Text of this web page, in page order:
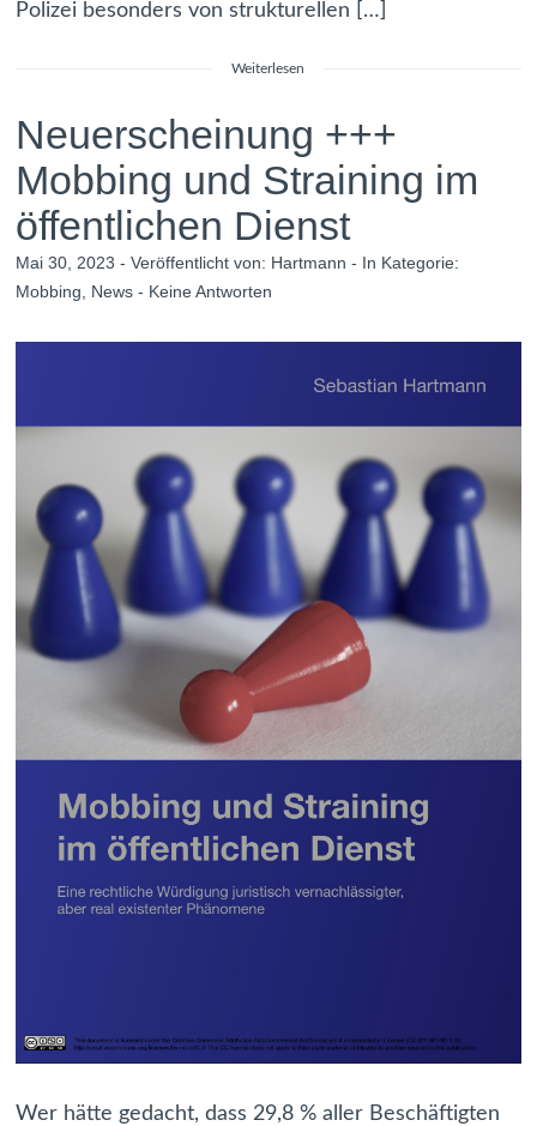
Polizei besonders von strukturellen […]
Weiterlesen
Neuerscheinung +++
Mobbing und Straining im
öffentlichen Dienst
Mai 30, 2023 - Veröffentlicht von: Hartmann - In Kategorie:
Mobbing
News - Keine Antworten
Wer hätte gedacht, dass 29,8 % aller Beschäftigten